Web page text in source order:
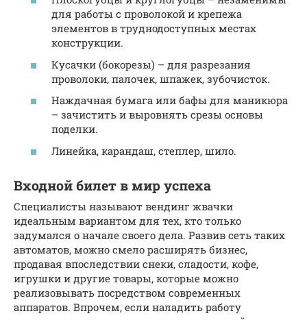
для работы с проволокой и крепежа
элементов в труднодоступных местах
конструкции.
Кусачки (бокорезы) – для разрезания
проволоки, палочек, шпажек, зубочисток.
Наждачная бумага или бафы для маникюра
– зачистить и выровнять срезы основы
поделки.
Линейка, карандаш, степлер, шило.
Входной билет в мир успеха
Специалисты называют вендинг жвачки
идеальным вариантом для тех, кто только
задумался о начале своего дела. Развив сеть таких
автоматов, можно смело расширять бизнес,
продавая впоследствии снеки, сладости, кофе,
игрушки и другие товары, которые можно
реализовывать посредством современных
аппаратов. Впрочем, если наладить работу